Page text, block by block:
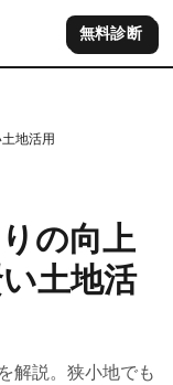
無料診断
地活用
の向上
土地活
解説。狭小地でも